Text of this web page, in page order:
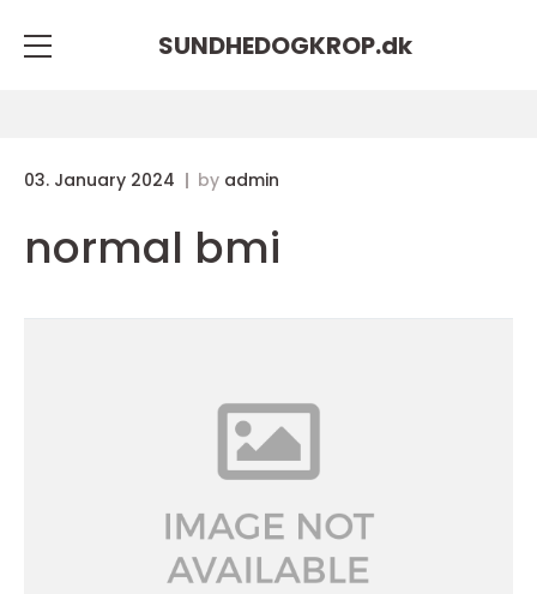
SUNDHEDOGKROP.dk
03. January 2024 by admin
normal bmi